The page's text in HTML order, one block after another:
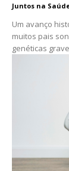
Juntos na
Um avanço
muitos pais
genéticas